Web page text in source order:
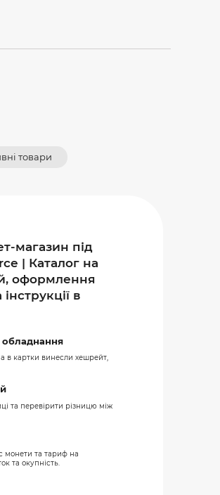
товари
магазин під
| Каталог на
оформлення
в
обладнання
а в картки винесли хешрейт,
та перевірити різницю між
монети та тариф на
та окупність.